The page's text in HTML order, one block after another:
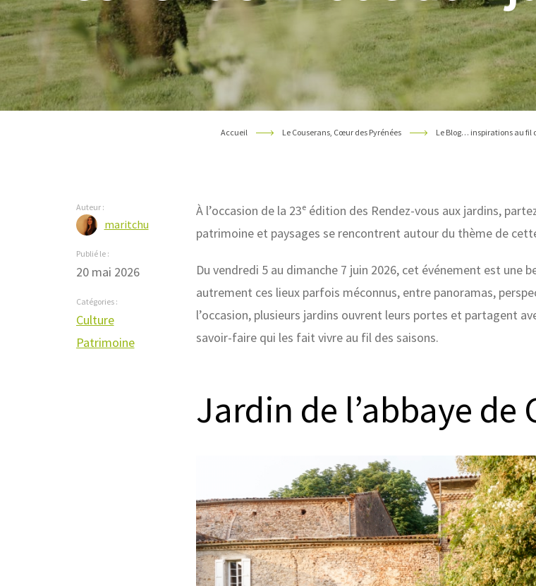
Accueil Le Couserans, Cœur des Pyrénées Le Blog… inspirations au fil
Auteur :
maritchu
Publié le :
20 mai 2026
Catégories :
Culture
Patrimoine
À l’occasion de la 23ᵉ édition des Rendez-vous aux jardins,
patrimoine et paysages se rencontrent autour du thème de
Du vendredi 5 au dimanche 7 juin 2026, cet événement est une
autrement ces lieux parfois méconnus, entre panoramas,
l’occasion, plusieurs jardins ouvrent leurs portes et partagent
savoir-faire qui les fait vivre au fil des saisons.
Jardin de l’abbaye de